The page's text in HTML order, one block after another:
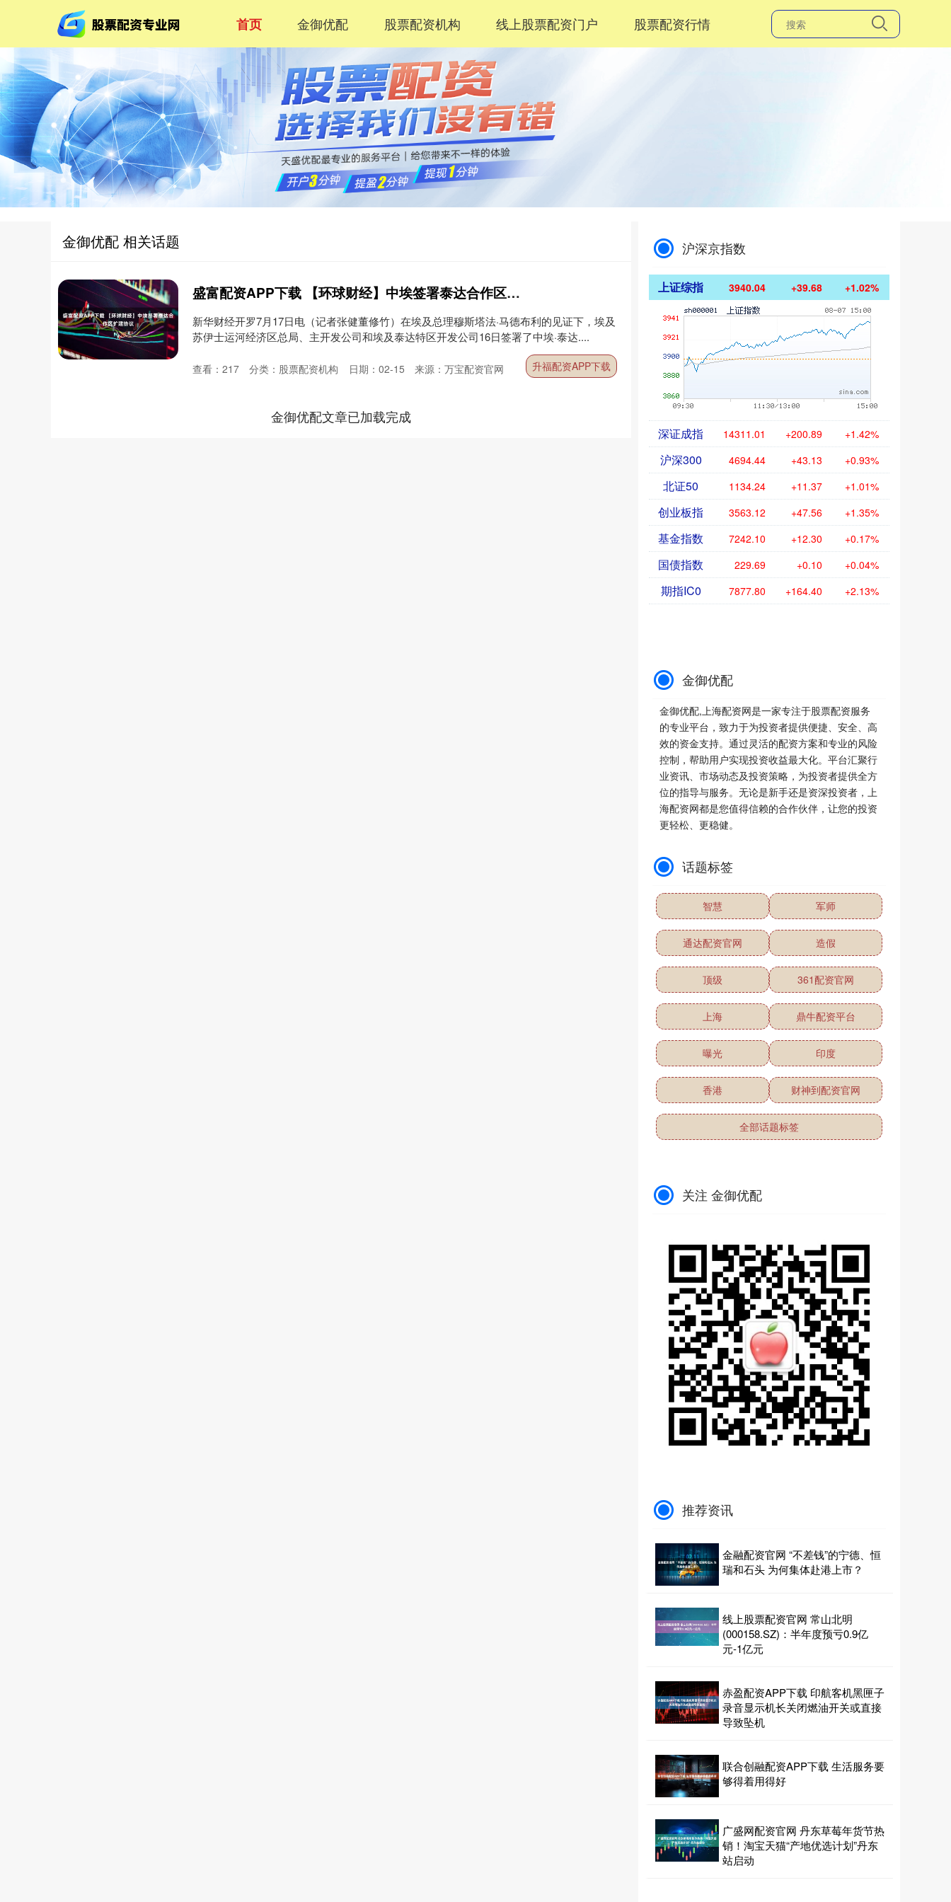
首页 金御优配 股票配资机构 线上股票配资门户 股票配资行情
金御优配 相关话题
盛富配资APP下载 【环球财经】中埃签署泰达合作区扩建协议
新华财经开罗7月17日电（记者张健董修竹）在埃及总理穆斯塔法·马德布利的见证下，埃及
苏伊士运河经济区总局、主开发公司和埃及泰达特区开发公司16日签署了中埃·泰达....
升福配资APP下载
日期：02-15 来源：万宝配资官网
查看： 217 分类： 股票配资机构
金御优配文章已加载完成
沪深京指数
上证综指 3940.04 +39.68 +1.02%
深证成指 14311.01 +200.89 +1.42%
沪深300 4694.44 +43.13 +0.93%
北证50 1134.24 +11.37 +1.01%
创业板指 3563.12 +47.56 +1.35%
基金指数 7242.10 +12.30 +0.17%
国债指数 229.69 +0.10 +0.04%
期指IC0 7877.80 +164.40 +2.13%
金御优配
金御优配,上海配资网是一家专注于股票配资服务
的专业平台，致力于为投资者提供便捷、安全、高
效的资金支持。通过灵活的配资方案和专业的风险
控制，帮助用户实现投资收益最大化。平台汇聚行
业资讯、市场动态及投资策略，为投资者提供全方
位的指导与服务。无论是新手还是资深投资者，上
海配资网都是您值得信赖的合作伙伴，让您的投资
更轻松、更稳健。
话题标签
智慧 军师
通达配资官网 造假
顶级 361配资官网
上海 鼎牛配资平台
曝光 印度
香港 财神到配资官网
全部话题标签
关注 金御优配
推荐资讯
金融配资官网 “不差钱”的宁德、恒
瑞和石头 为何集体赴港上市？
线上股票配资官网 常山北明
(000158.SZ)：半年度预亏0.9亿
元-1亿元
赤盈配资APP下载 印航客机黑匣子
录音显示机长关闭燃油开关或直接
导致坠机
联合创融配资APP下载 生活服务要
够得着用得好
广盛网配资官网 丹东草莓年货节热
销！淘宝天猫“产地优选计划”丹东
站启动